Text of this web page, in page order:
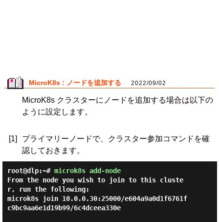
MicroK8s : ノードを追加する 2022/09/02
MicroK8s クラスターにノードを追加する場合は以下の
ように設定します。
[1]
プライマリーノードで、クラスター参加コマンドを確
認しておきます。
root@dlp:~# microk8s add-node
From the node you wish to join to this cluste
r, run the following:
microk8s join 10.0.0.30:25000/e604a9a0d1f6761f
c9bc9aa6e1d19b99/6c4dceea330e